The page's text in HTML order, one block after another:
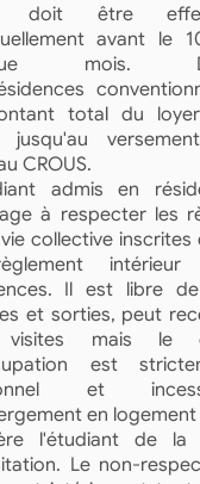
doit être
avant le
mois.
total du
jusqu'au
CROUS.
admis en
à respecter les
collective inscrites
intérieur
Il est libre
et sorties, peut
visites mais le
est
et
en
l'étudiant de la
Le non-